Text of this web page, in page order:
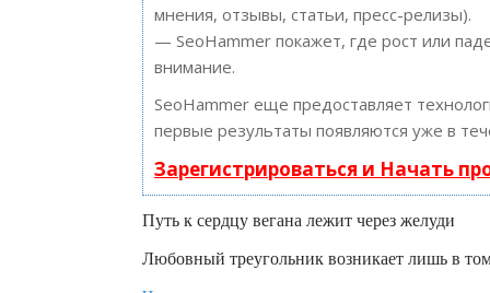
мнения, отзывы, статьи, пресс-релизы).
— SeoHammer покажет, где рост или
внимание.
SeoHammer еще предоставляет
первые результаты появляются уже в
Зарегистрироваться и Начать
Путь к сердцу вегана лежит через желуди
Любовный треугольник возникает лишь в